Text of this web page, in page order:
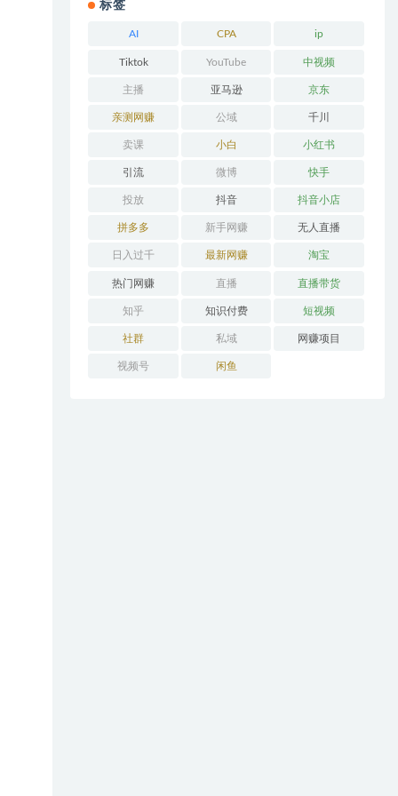
标签
AI CPA ip
Tiktok YouTube 中视频
主播 亚马逊 京东
亲测网赚 公域 千川
卖课 小白 小红书
引流 微博 快手
投放 抖音 抖音小店
拼多多 新手网赚 无人直播
日入过千 最新网赚 淘宝
热门网赚 直播 直播带货
知乎 知识付费 短视频
社群 私域 网赚项目
视频号 闲鱼